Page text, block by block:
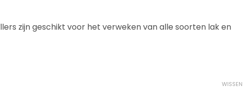
zijn geschikt voor het verweken van alle soorten lak en
WISSEN